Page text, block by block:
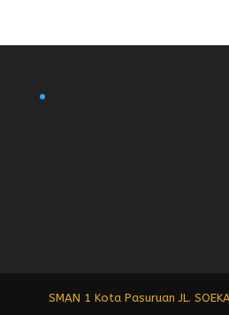
SMAN 1 Kota Pasuruan JL.